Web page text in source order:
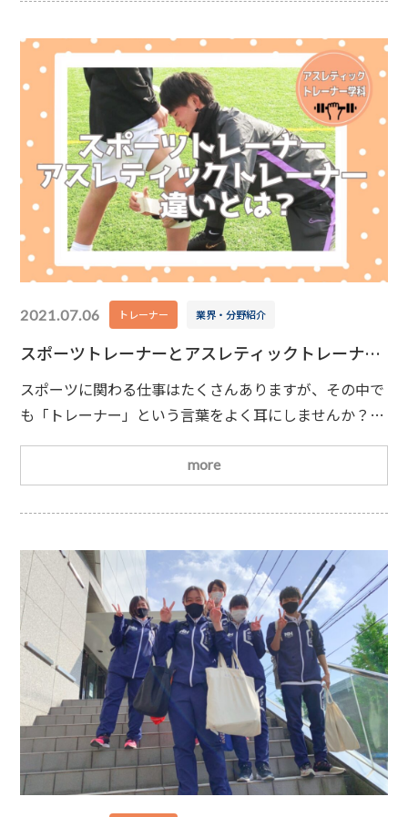
を1つ紹介します。
2021.07.06 トレーナー 業界・分野紹介
スポーツトレーナーとアスレティックトレーナー
の違いとは？
スポーツに関わる仕事はたくさんありますが、その中で
も「トレーナー」という言葉をよく耳にしませんか？こ
こ数年で人気が集まってきているのがトレーナーという
職業です。ではトレーナーとはどんな仕事で、どんな人
たちがやっているのでしょうか？実はトレーナーと一口
に言っても、さまざまな分野で活躍しているトレーナー
ーナー、アスレティックトレーナーなどがあります。そ
more